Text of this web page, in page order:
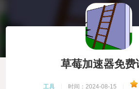
草莓加速器免费
工具 时间：2024-08-15